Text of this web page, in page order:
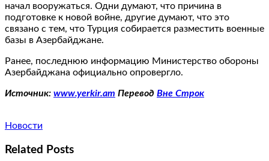
начал вооружаться. Одни думают, что причина в
подготовке к новой войне, другие думают, что это
связано с тем, что Турция собирается разместить военные
базы в Азербайджане.
Ранее, последнюю информацию Министерство обороны
Азербайджана официально опровергло.
Источник: www.yerkir.am Перевод Вне Строк
Новости
Related Posts